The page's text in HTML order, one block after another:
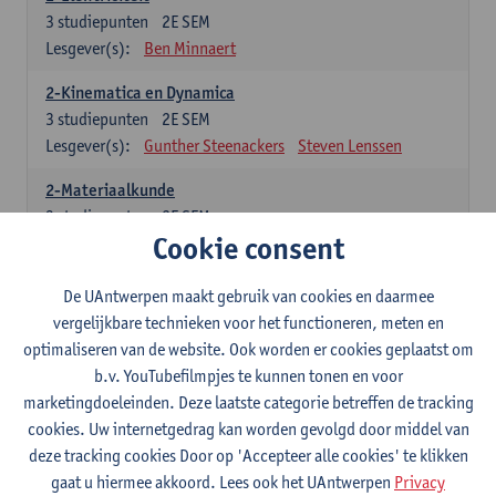
2E SEM
3 studiepunten
Lesgever(s):
Ben Minnaert
2-Kinematica en Dynamica
2E SEM
3 studiepunten
Lesgever(s):
Gunther Steenackers Steven Lenssen
2-Materiaalkunde
2E SEM
3studiepunten
Linda Beenaerts
2-Wiskunde
2E SEM
studiepunten
Lesgever(s):
Rudi Penne Jeffrey Cornelis
Kris Annaert
Stijn Dierckx
Annelies Fabri
Senne Ignoul
Specifiek deel
15 studiepunten
Cookie consent
De UAntwerpen maakt gebruik van cookies en daarmee
vergelijkbare technieken voor het functioneren, meten en
optimaliseren van de website. Ook worden er cookies geplaatst om
b.v. YouTubefilmpjes te kunnen tonen en voor
marketingdoeleinden. Deze laatste categorie betreffen de tracking
cookies. Uw internetgedrag kan worden gevolgd door middel van
deze tracking cookies Door op 'Accepteer alle cookies' te klikken
gaat u hiermee akkoord. Lees ook het UAntwerpen Privacy